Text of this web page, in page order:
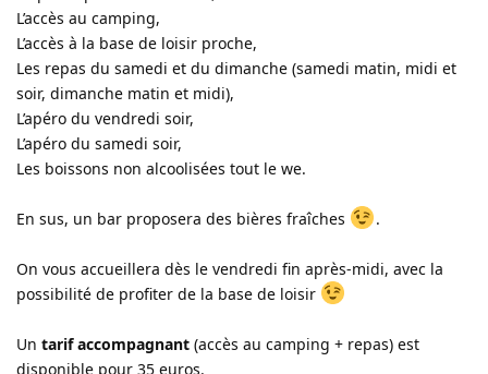
L’accès au camping,
L’accès à la base de loisir proche,
Les repas du samedi et du dimanche (samedi matin, midi et
soir, dimanche matin et midi),
L’apéro du vendredi soir,
L’apéro du samedi soir,
Les boissons non alcoolisées tout le we.
En sus, un bar proposera des bières fraîches .
On vous accueillera dès le vendredi fin après-midi, avec la
possibilité de profiter de la base de loisir
Un tarif accompagnant (accès au camping + repas) est
disponible pour 35 euros.